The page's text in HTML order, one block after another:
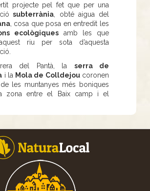
projecte pel fet que per una
subterrània , obté aigua del
, cosa que posa en entredit les
ecològiques amb les que
riu per sota d’aquesta
del Pantà, la serra de
i la Mola de Colldejoucoronen
les muntanyes més boniques
zona entre el Baix camp i el